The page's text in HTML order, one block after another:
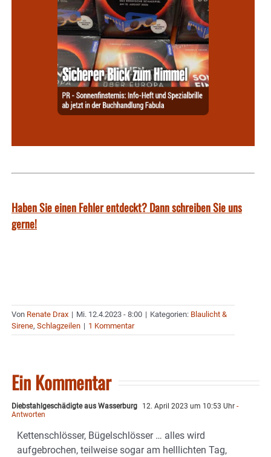
Haben Sie einen Fehler entdeckt? Dann schreiben Sie uns
gerne!
Von Renate Drax | Mi. 12.4.2023 - 8:00 | Kategorien: Blaulicht &
Sirene, Schlagzeilen | 1 Kommentar
Ein Kommentar
Diebstahlgeschädigte aus Wasserburg 12. April 2023 um 10:53 Uhr -
Antworten
Kettenschlösser, Bügelschlösser … alles wird
aufgebrochen, teilweise sogar am helllichten Tag,